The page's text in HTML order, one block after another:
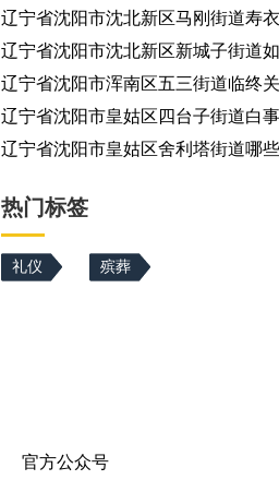
辽宁省沈阳市沈北新区马刚街道寿
辽宁省沈阳市沈北新区新城子街道
辽宁省沈阳市浑南区五三街道临终
辽宁省沈阳市皇姑区四台子街道白
辽宁省沈阳市皇姑区舍利塔街道哪
热门标签
礼仪 殡葬
官方公众号